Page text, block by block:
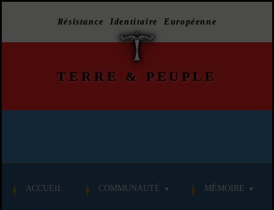
Résistance Identitaire Européenne
TERRE & PEUPLE
ACCUEIL COMMUNAUTÉ MÉMOIRE